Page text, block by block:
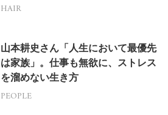
HAIR
山本耕史さん「人生において最優先
は家族」。仕事も無欲に、ストレス
を溜めない生き方
PEOPLE